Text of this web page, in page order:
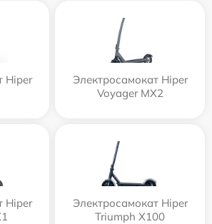
Hiper
Электросамокат Hiper
Voyager MX2
Hiper
Электросамокат Hiper
Triumph X100